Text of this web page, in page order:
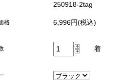
250918-2tag
格 6,996円(税込)
着